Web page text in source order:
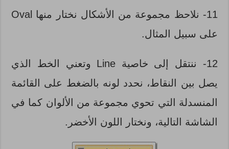
11- نلاحظ مجموعة من الأشكال نختار منها Oval
على سبيل المثال.
12- ننتقل إلى خاصية Line وتعني الخط الذي
يصل بين النقاط، نحدد لونه بالضغط على القائمة
المنسدلة التي تحوي مجموعة من الألوان كما في
الشاشة التالية، ونختار اللون الأخضر.